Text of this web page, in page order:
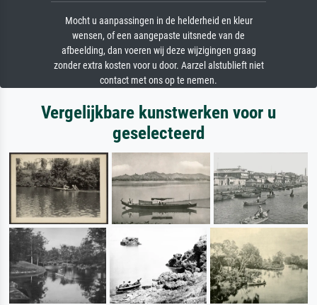
Mocht u aanpassingen in de helderheid en kleur
wensen, of een aangepaste uitsnede van de
afbeelding, dan voeren wij deze wijzigingen graag
zonder extra kosten voor u door. Aarzel alstublieft niet
contact met ons op te nemen.
Vergelijkbare kunstwerken voor u
geselecteerd